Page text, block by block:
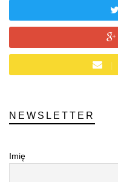
NEWSLETTER
Imię